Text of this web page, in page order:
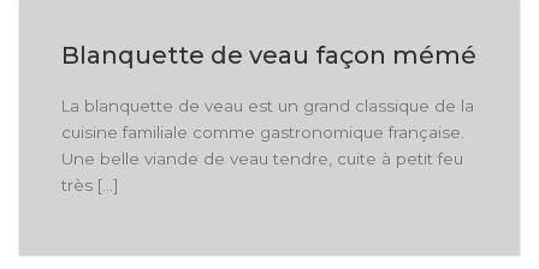
Blanquette de veau façon mémé
La blanquette de veau est un grand classique de la
cuisine familiale comme gastronomique française.
Une belle viande de veau tendre, cuite à petit feu
très […]